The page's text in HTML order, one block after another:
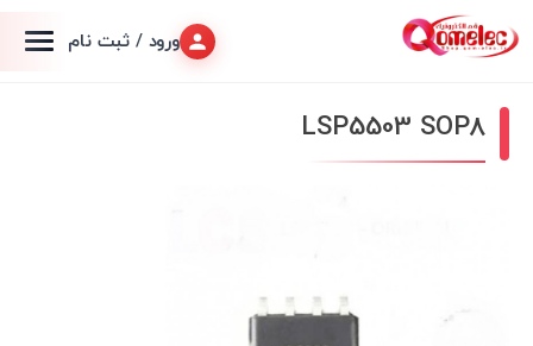
ورود / ثبت نام
LSP5503 SOP8